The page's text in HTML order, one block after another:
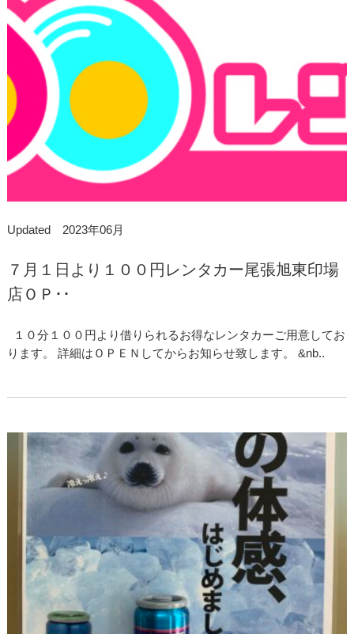
Updated 2023年06月
７月１日より１００円レンタカー尾張旭東印場
店ＯＰ･･
１０分１００円より借りられるお得なレンタカーご用意してお
ります。 詳細はＯＰＥＮしてからお知らせ致します。 &nb..